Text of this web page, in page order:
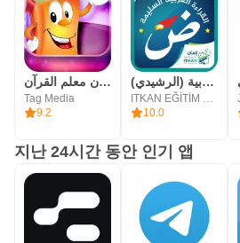
عدنان معلم القرآن
Tag Media
9.2
القراءة العربية (الرشيدي)
10.0
지난 24시간 동안 인기 앱